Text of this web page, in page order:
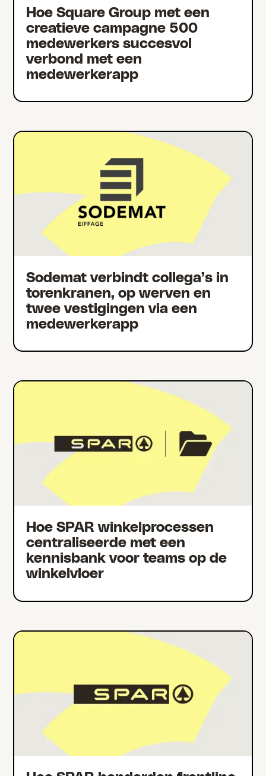
Hoe Square Group met een
creatieve campagne 500
medewerkers succesvol
verbond met een
medewerkerapp
Sodemat verbindt collega’s in
torenkranen, op werven en
twee vestigingen via een
medewerkerapp
Hoe SPAR winkelprocessen
centraliseerde met een
kennisbank voor teams op de
winkelvloer